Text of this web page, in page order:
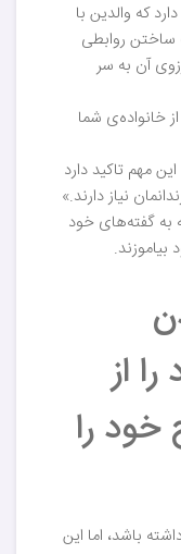
که والدین با
ساختن روابطی
آن به سر
خانواده‌ی شما
مهم تاکید دارد
نیاز دارند.»
به گفته‌های خود
بیاموزند.
از
را
باشد، اما این